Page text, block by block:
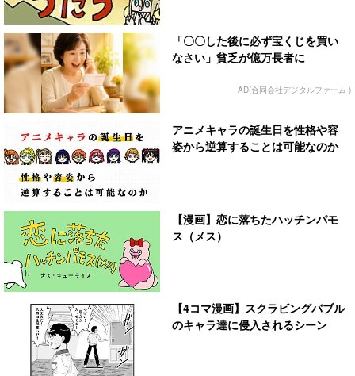
「〇〇した後に必ず宝くじを買い
なさい」貧乏が億万長者に
AD(合同会社デジタルファーム )
アニメキャラの誕生日を性格や容
姿から逆算することは可能なのか
【漫画】恋に落ちたハッチンパモ
ス（メス）
【4コマ漫画】スクラビングバブル
のキャラ達に侵入されるシーン